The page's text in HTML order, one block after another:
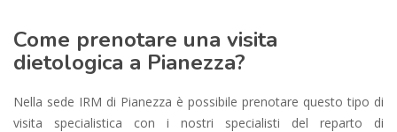
Come prenotare una visita
dietologica a Pianezza?
Nella sede IRM di Pianezza è possibile prenotare questo tipo di
visita specialistica con i nostri specialisti del reparto di